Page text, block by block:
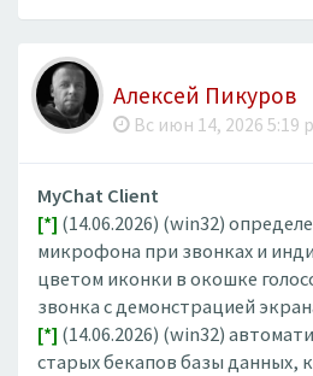
Алексей Пикуров
Вс июн 14, 2026 5:19
MyChat Client
[*] (14.06.2026) (win32)
микрофона при звонках и
цветом иконки в окошке
звонка с демонстрацией
[*] (14.06.2026) (win32)
старых бекапов базы данных,